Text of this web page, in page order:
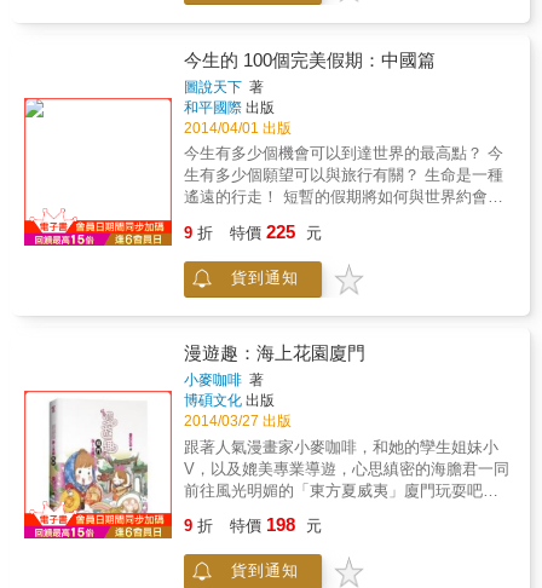
準則，挑選出 50 個遊歷中國最不該錯過的好地
方，提供讀者最與眾不同的旅遊／紙上觀光的
經驗。
足跡從北京延伸至各地，跑了大半個中國。 &
她在短短四個月內密集走完中國八個省，爬了
十座山，長白山、武夷山、三清山、泰山跟梅
里雪山等等，展開與山林的對話。為了親情家
人，風塵僕僕在年節期間拜訪姑媽;為了尋找徐
姓源頭，硬是在雪災中飛往徐州尋根。 & 隻身
一人旅行，單獨走路，面對天地，心靈日益強
悍。峰迴路轉的大山、從晚上爬到日出、目不
暇給的美景，美好與孤寂，親身經歷，才能體
間拜訪姑媽；也曾為了尋找徐姓源頭，硬是在
雪災中飛往徐州尋根。 & 經過這些年的生活和
旅行，讓徐樂眉足夠了解中國的民情風俗、人
情冷暖。一個人獨自過年的寂靜、跟大陸人有
理說不清的窘境、旅程中遇上大力幫忙的陌生
人、背負二十多公斤背包，中途跳車、在大陸
經商的源起、去到了一輩子都不會去的地方
&hellip;&hellip;交織出這段生命體驗。
今生的 100個完美假期：中國篇
圖說天下 著
和平國際 出版
2014/04/01 出版
今生有多少個機會可以到達世界的最高點？ 今
生有多少個願望可以與旅行有關？ 生命是一種
遙遠的行走！ 短暫的假期將如何與世界約會？
蜜而幸福 一家人的旅行是豐裕而愉悅的 行走在
山水之間 拋卻塵世的煩惱和羈絆 在西藏、在蒼
山洱海 在江南水鄉的小鎮 我們和美景、自然、
幫這三個問題做了完美的詮釋。 讓世界在一次
又一次分段的假期裡， 按照行程日數以及不同
的遊伴精細劃分， 呈現它不同的風情。 我們精
選了中國大陸頂級的美景， 讓你可以很迅速的
依自己的需求， 規劃出一套短期或長期的完美
假期！
9 折 特價 225 元
貨到通知
漫遊趣：海上花園廈門
小麥咖啡 著
博碩文化 出版
2014/03/27 出版
跟著人氣漫畫家小麥咖啡，和她的孿生姐妹小
V，以及媲美專業導遊，心思縝密的海膽君一同
前往風光明媚的「東方夏威夷」廈門玩耍吧！
吃、時尚好玩的文青聚集地，讓你有看有吃又
有玩！ 「風吹浪起，浪擊岩洞，如鼓如擂」，
鼓浪嶼恰如其名是一座&ldquo;鋼琴之島
9 折 特價 198 元
貨到通知